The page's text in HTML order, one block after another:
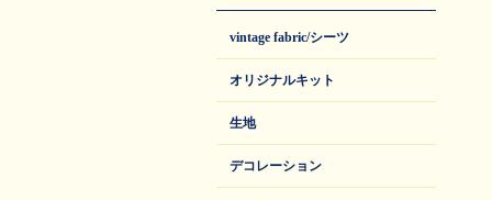
vintage fabric/シーツ
オリジナルキット
生地
デコレーション